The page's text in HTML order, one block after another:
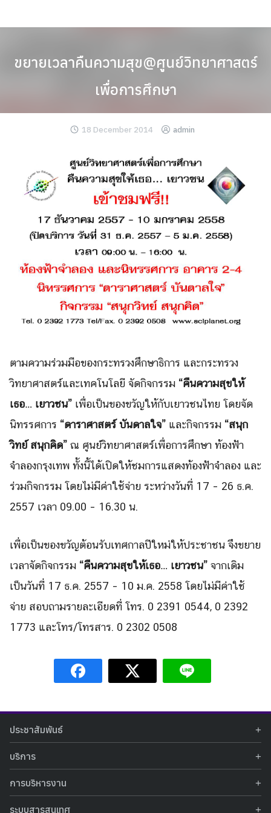
to
Search
for:
Search
ขยายเวลาคืนความสุข@ศูนย์วิทยาศาสตร์
เพื่อการศึกษา
18 December 2014 admin
ตามความร่วมมือของกระทรวงศึกษาธิการ และกระทรวง
วิทยาศาสตร์และเทคโนโลยี จัดกิจกรรม “คืนความสุขให้
เธอ… เยาวชน” เพื่อเป็นของขวัญให้กับเยาวชนไทย โดยจัด
นิทรรศการ “ดาราศาสตร์ บันดาลใจ” และกิจกรรม “สนุก
วิทย์ สนุกคิด” ณ ศูนย์วิทยาศาสตร์เพื่อการศึกษา ท้องฟ้า
จำลองกรุงเทพ ทั้งนี้ได้เปิดให้ชมการแสดงท้องฟ้าจำลอง และ
ร่วมกิจกรรม โดยไม่มีค่าใช้จ่าย ระหว่างวันที่ 17 – 26 ธ.ค.
2557 เวลา 09.00 – 16.30 น.
เพื่อเป็นของขวัญต้อนรับเทศกาลปีใหม่ให้ประชาชน จึงขยาย
เวลาจัดกิจกรรม “คืนความสุขให้เธอ… เยาวชน” จากเดิม
เป็นวันที่ 17 ธ.ค. 2557 – 10 ม.ค. 2558 โดยไม่มีค่าใช้
จ่าย สอบถามรายละเอียดที่ โทร. 0 2391 0544, 0 2392
1773 และโทร/โทรสาร. 0 2302 0508
ประชาสัมพันธ์
ข่าวประชาสัมพันธ์
ข่าวกิจกรรม
รางวัลแห่งความภาคภูมิใจ
บริการ
ท้องฟ้าจำลอง
นิทรรศการถาวร
การบริหารงาน
รายงานผลการดำเนินงาน
ระบบสารสนเทศ